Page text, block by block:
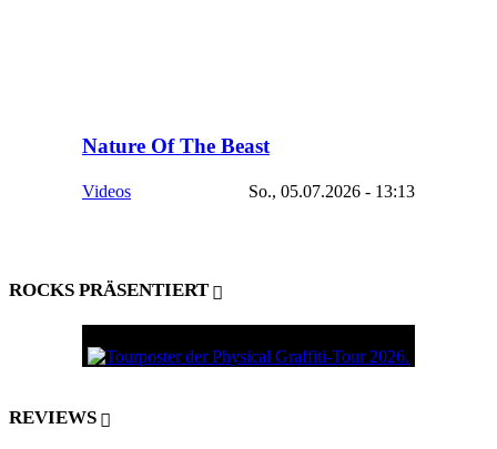
Nature Of The Beast
Videos So., 05.07.2026 - 13:13
ROCKS PRÄSENTIERT
REVIEWS